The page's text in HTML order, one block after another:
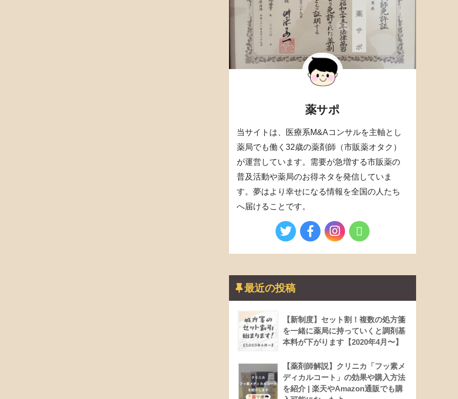
薬サポ
当サイトは、医療系M&Aコンサルを主軸とし
薬局でも働く32歳の薬剤師（市販薬オタク）
が運営しています。需要が急増する市販薬の
普及活動や薬局のお得ネタを発信していま
す。夢はより幸せになる情報を全国の人たち
へ届けることです。
最近の投稿
【新制度】セット割！複数の処方箋
を一緒に薬局に持っていくと調剤基
本料が下がります【2020年4月〜】
【薬剤師解説】クリニカ「フッ素メ
ディカルコート」の効果や購入方法
を紹介 | 楽天やAmazon通販でも購